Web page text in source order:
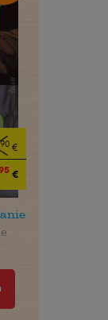
€
€